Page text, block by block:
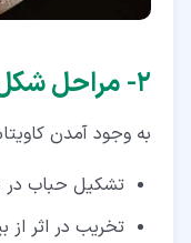
۲‏- مراحل شکل گیری پدیده کاویتاسیون
به وجود آمدن
تشکیل حباب در
تخریب در اثر